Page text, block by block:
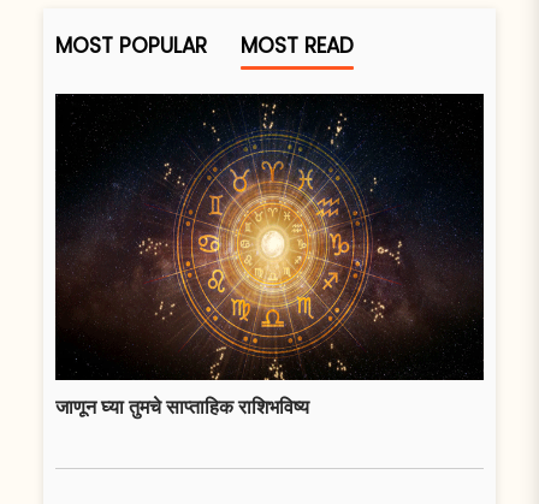
MOST POPULAR MOST READ
जाणून घ्या तुमचे साप्ताहिक राशिभविष्य